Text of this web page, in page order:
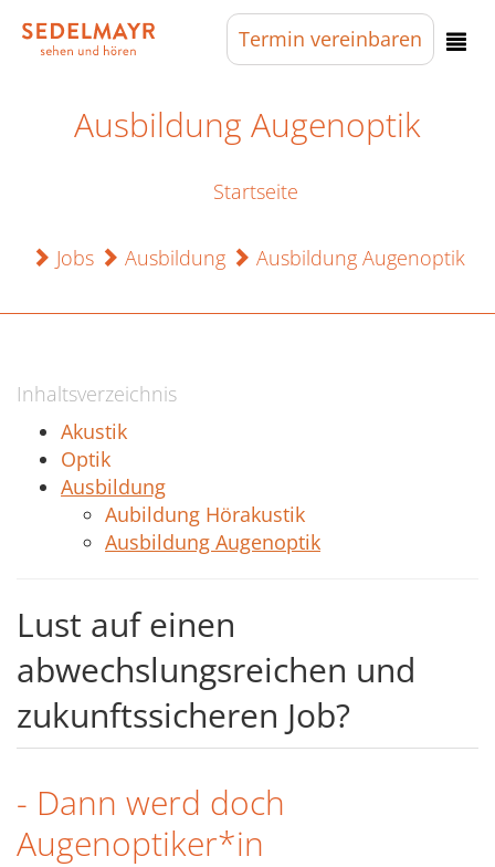
Termin vereinbaren
Ausbildung Augenoptik
Startseite
Jobs Ausbildung Ausbildung Augenoptik
Inhaltsverzeichnis
Akustik
Optik
Ausbildung
Aubildung Hörakustik
Ausbildung Augenoptik
Lust auf einen
abwechslungsreichen und
zukunftssicheren Job?
- Dann werd doch
Augenoptiker*in